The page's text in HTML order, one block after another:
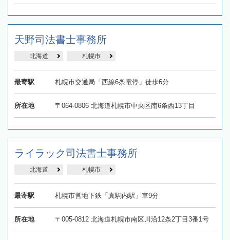
天野司法書士事務所
北海道 札幌市
最寄駅 札幌市交通局「西線6条電停」徒歩6分
所在地 〒064-0806 北海道札幌市中央区南6条西13丁目
ライラック司法書士事務所
北海道 札幌市
最寄駅 札幌市営地下鉄「真駒内駅」車9分
所在地 〒005-0812 北海道札幌市南区川沿12条2丁目3番1号